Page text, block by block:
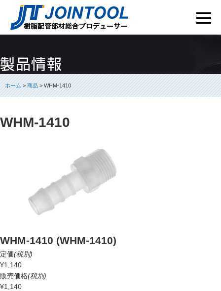
ホーム>商品> WHM-1410
WHM-1410
WHM-1410 (WHM-1410)
定価(税別)
¥1,140
販売価格(税別)
¥1,140